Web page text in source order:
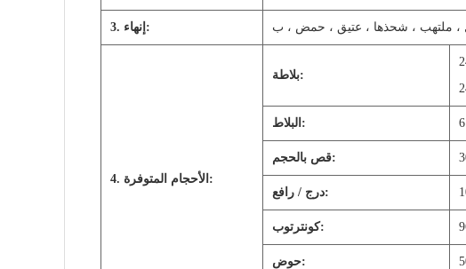
3. إنهاء: ملتهب ، شحذها ، عتيق ، حمض ، ب
4. الأحجام المتوفرة:
بلاطة:
البلاط:
قص بالحجم:
درج / رافع:
كونترتوب:
حوض: